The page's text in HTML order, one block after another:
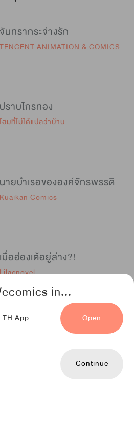
in...
App Open
Continue
จันทรากระจ่างรัก
TENCENT ANIMATION & COMICS
ปราบไกรทอง
โฮมที่ไม่ได้แปลว่าบ้าน
นายบำเรอขององค์จักรพรรดิ
Kuaikan Comics
เมื่อฮ่องเต้อยู่ล่าง?!